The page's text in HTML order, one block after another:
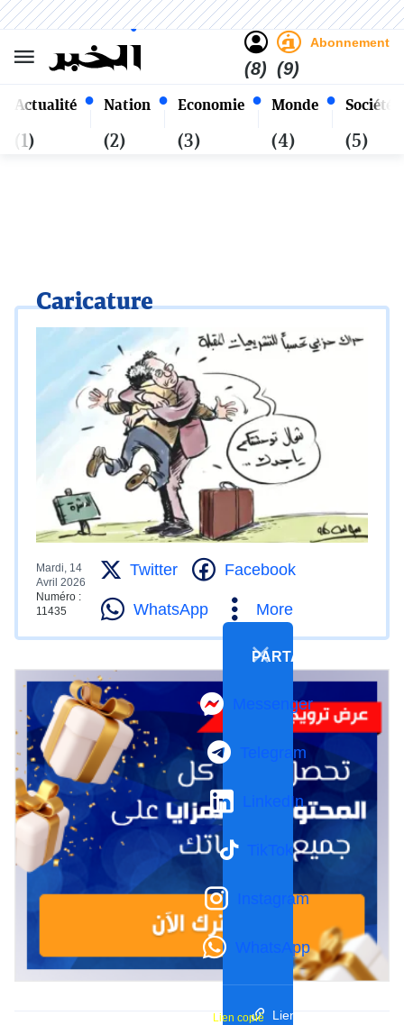
Actualité
(1)
Nation
(2)
Economie
(3)
Monde
(4)
Société
(5)
(8)
Abonnement
(9)
Jeudi 22 Safar 1448 - 06
Août 2026
Alger
Caricature
Mardi, 14
Avril 2026
Numéro :
11435
Twitter Facebook
WhatsApp More
PARTAGER
Messenger
Telegram
LinkedIn
TikTok
Instagram
WhatsApp
Lien court
Lien copié